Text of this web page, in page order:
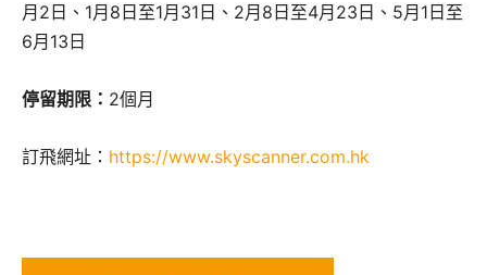
月2日、1月8日至1月31日、2月8日至4月23日、5月1日至
6月13日
停留期限： 2個月
訂飛網址： https://www.skyscanner.com.hk